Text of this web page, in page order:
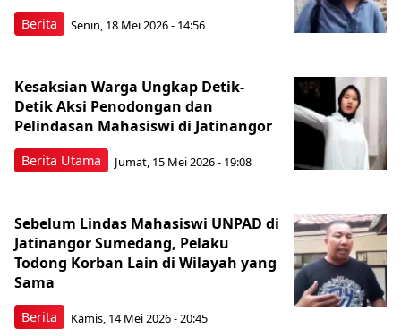
Berita Senin, 18 Mei 2026 - 14:56
Berita Utama
Kesaksian Warga Ungkap Detik-
Detik Aksi Penodongan dan
Pelindasan Mahasiswi di Jatinangor
Jumat, 15 Mei 2026 - 19:08
Berita
Sebelum Lindas Mahasiswi UNPAD di
Jatinangor Sumedang, Pelaku
Todong Korban Lain di Wilayah yang
Sama
Kamis, 14 Mei 2026 - 20:45